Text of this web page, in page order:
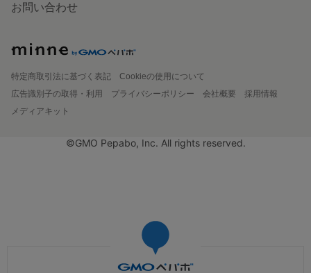
お問い合わせ
特定商取引法に基づく表記
Cookieの使用について
広告識別子の取得・利用
プライバシーポリシー 会社概要
採用情報
メディアキット
©GMO Pepabo, Inc. All rights reserved.